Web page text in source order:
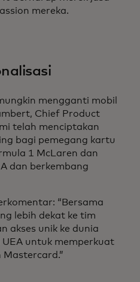
mereka.
mengganti mobil
Chief Product
telah menciptakan
bagi pemegang kartu
1 McLaren dan
dan berkembang
“Bersama
lebih dekat ke tim
akses unik ke dunia
untuk memperkuat